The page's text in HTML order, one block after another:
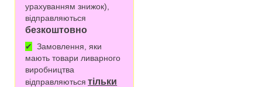
урахуванням знижок),
відправляються
безкоштовно
✔
Замовлення, яки
мають товари ливарного
виробництва
відправляються тільки